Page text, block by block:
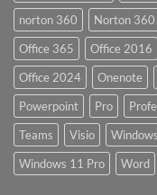
norton 360
Norton 360
Office 365
Office 2016
Office 2024
Onenote
Powerpoint
Pro
Teams
Visio Windows
Windows 11 Pro
Word